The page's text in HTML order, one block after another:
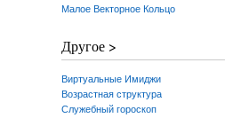
Малое Векторное Кольцо
Другое >
Виртуальные Имиджи
Возрастная структура
Служебный гороскоп